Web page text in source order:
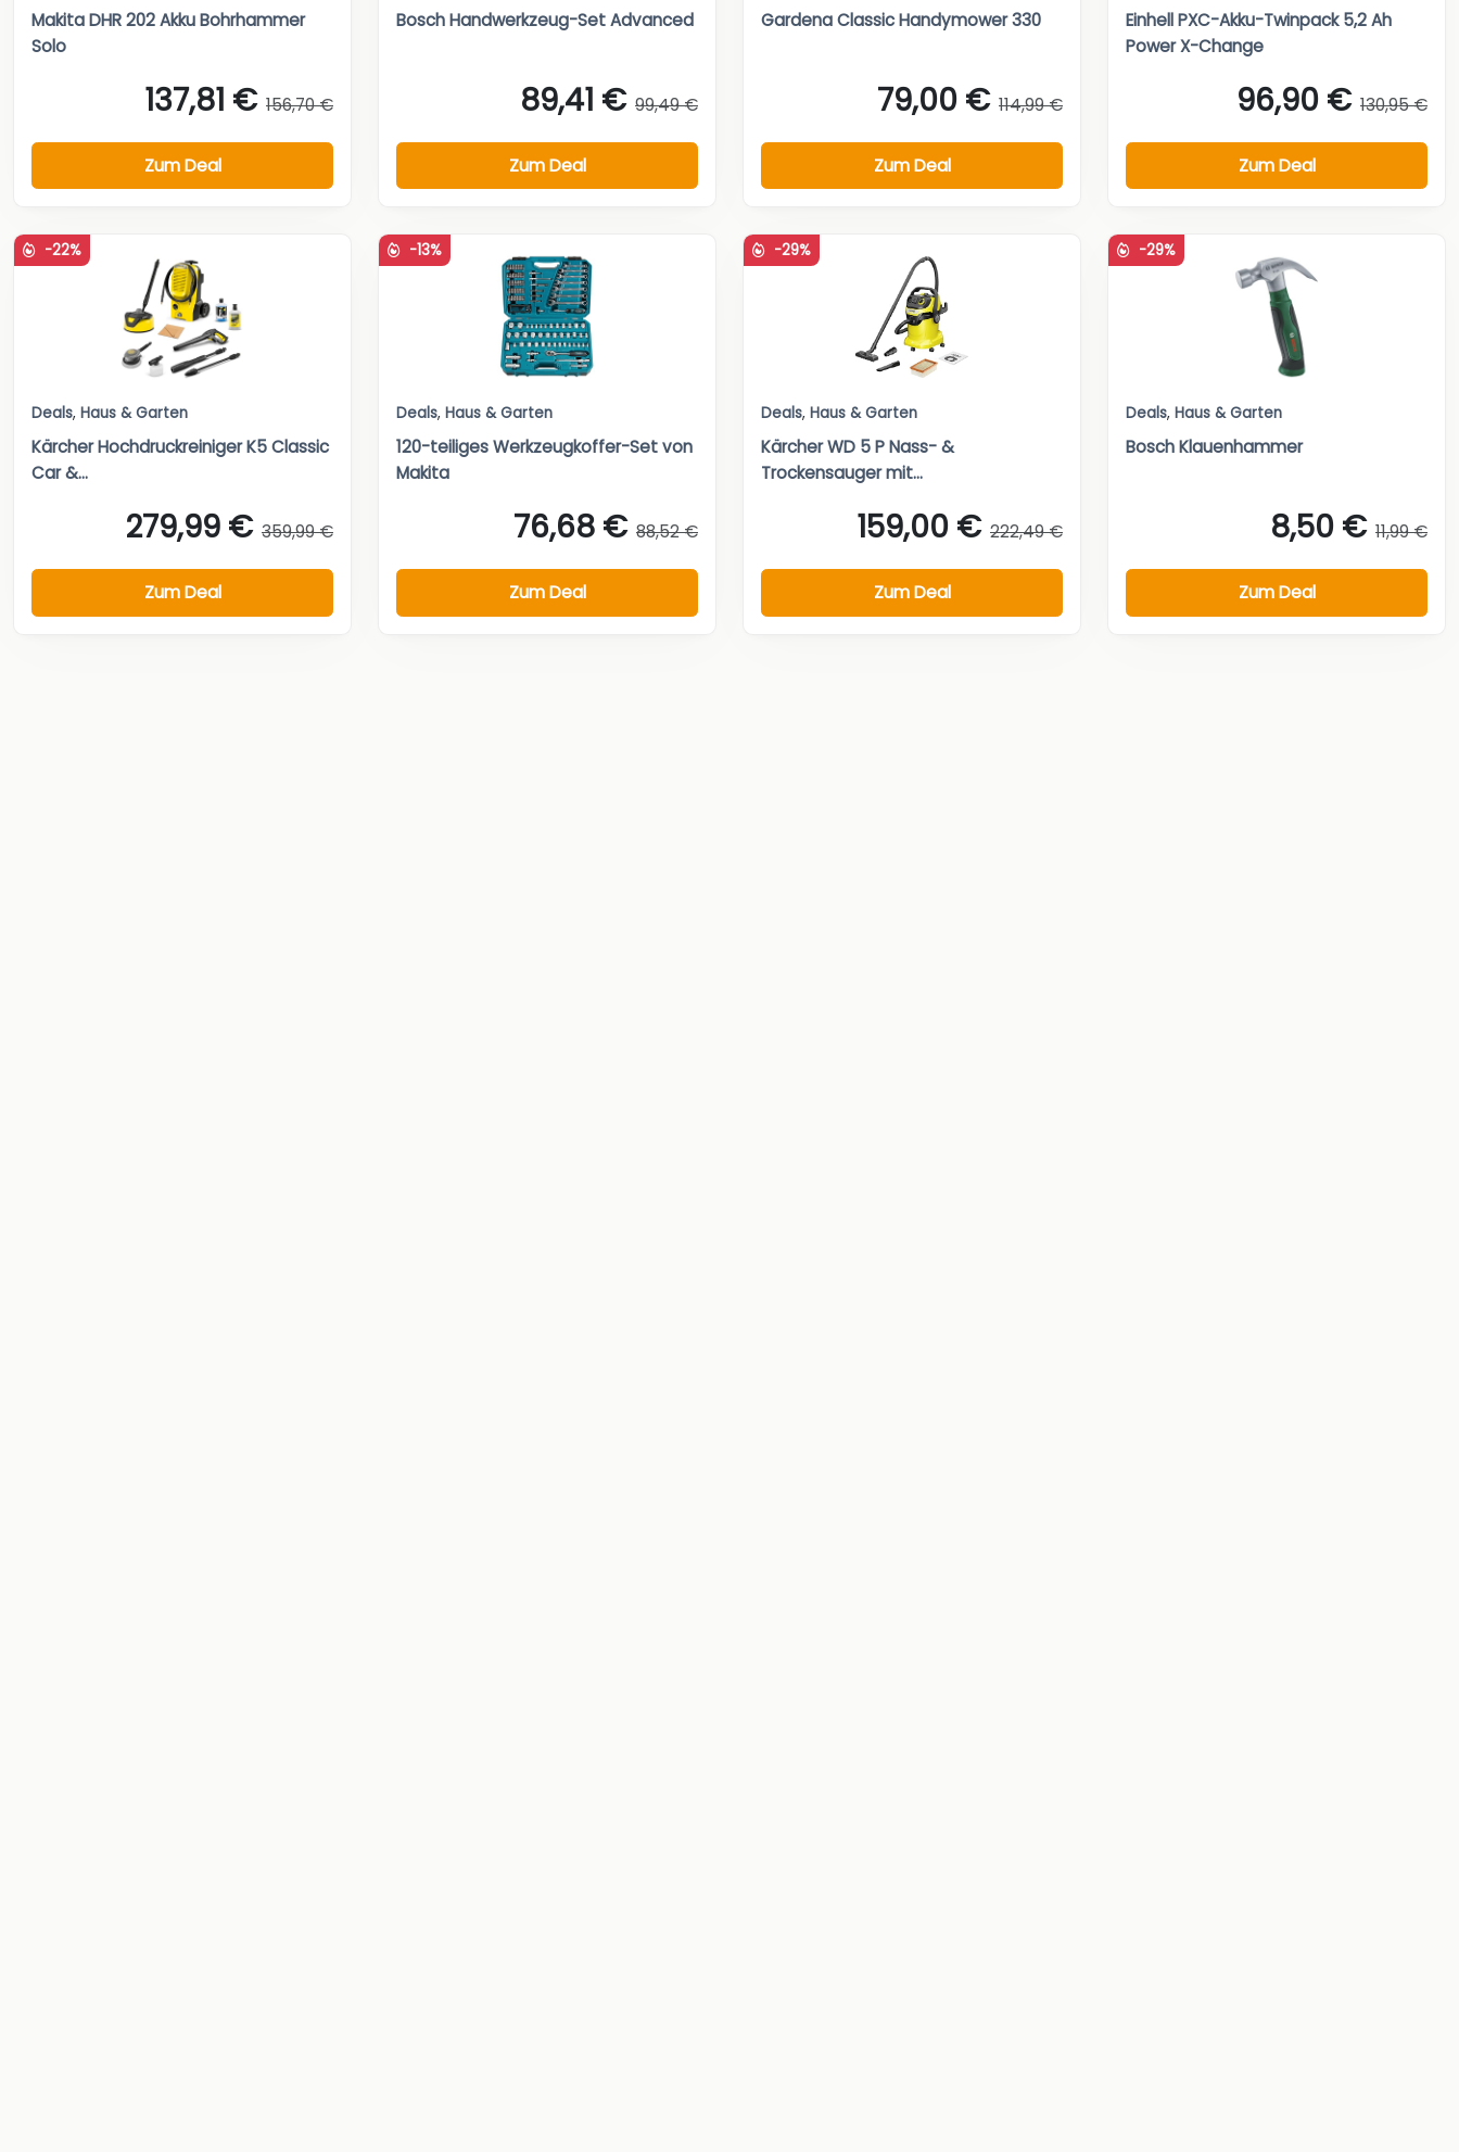
Makita DHR 202 Akku Bohrhammer
Solo
137,81 € 156,70 €
Zum Deal
Bosch Handwerkzeug-Set Advanced
89,41 € 99,49 €
Zum Deal
Gardena Classic Handymower 330
79,00 € 114,99 €
Zum Deal
Einhell PXC-Akku-Twinpack 5,2 Ah
Power X-Change
96,90 € 130,95 €
Zum Deal
-22%
Deals, Haus & Garten
Kärcher Hochdruckreiniger K5 Classic
Car &...
279,99 € 359,99 €
Zum Deal
-13%
Deals, Haus & Garten
120-teiliges Werkzeugkoffer-Set von
Makita
76,68 € 88,52 €
Zum Deal
-29%
Deals, Haus & Garten
Kärcher WD 5 P Nass- &
Trockensauger mit...
159,00 € 222,49 €
Zum Deal
-29%
Deals, Haus & Garten
Bosch Klauenhammer
8,50 € 11,99 €
Zum Deal